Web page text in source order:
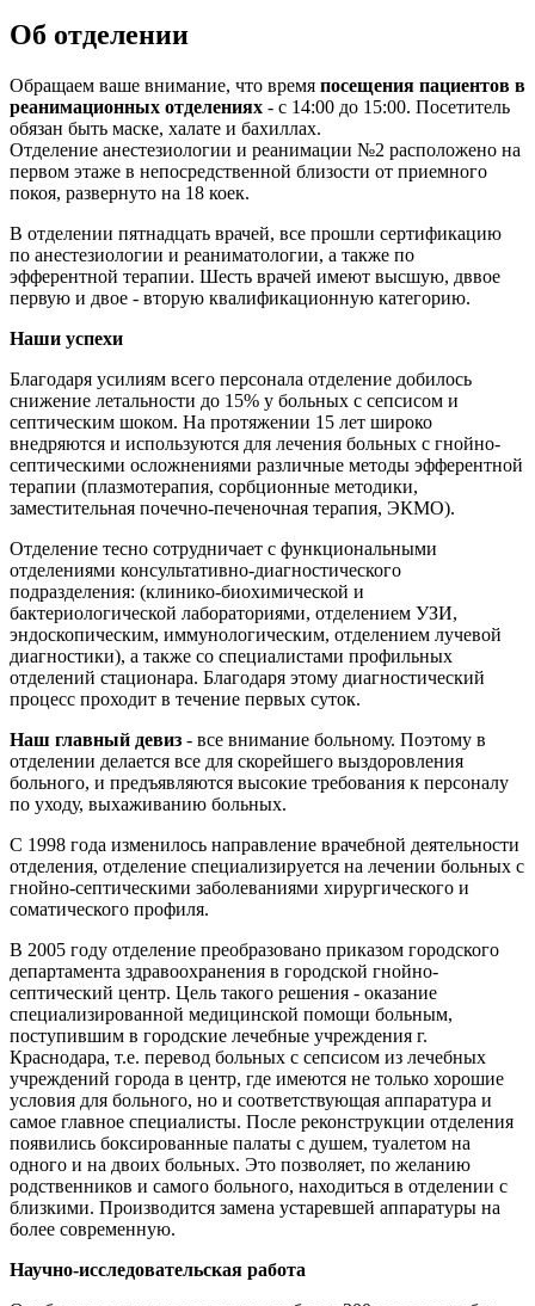
Об отделении
Обращаем ваше внимание, что время посещения пациентов в
реанимационных отделениях - с 14:00 до 15:00. Посетитель
обязан быть маске, халате и бахиллах.
Отделение анестезиологии и реанимации №2 расположено на
первом этаже в непосредственной близости от приемного
покоя, развернуто на 18 коек.
В отделении пятнадцать врачей, все прошли сертификацию
по анестезиологии и реаниматологии, а также по
эфферентной терапии. Шесть врачей имеют высшую, дввое
первую и двое - вторую квалификационную категорию.
Наши успехи
Благодаря усилиям всего персонала отделение добилось
снижение летальности до 15% у больных с сепсисом и
септическим шоком. На протяжении 15 лет широко
внедряются и используются для лечения больных с гнойно-
септическими осложнениями различные методы эфферентной
терапии (плазмотерапия, сорбционные методики,
заместительная почечно-печеночная терапия, ЭКМО).
Отделение тесно сотрудничает с функциональными
отделениями консультативно-диагностического
подразделения: (клинико-биохимической и
бактериологической лабораториями, отделением УЗИ,
эндоскопическим, иммунологическим, отделением лучевой
диагностики), а также со специалистами профильных
отделений стационара. Благодаря этому диагностический
процесс проходит в течение первых суток.
Наш главный девиз - все внимание больному. Поэтому в
отделении делается все для скорейшего выздоровления
больного, и предъявляются высокие требования к персоналу
по уходу, выхаживанию больных.
С 1998 года изменилось направление врачебной деятельности
отделения, отделение специализируется на лечении больных с
гнойно-септическими заболеваниями хирургического и
соматического профиля.
В 2005 году отделение преобразовано приказом городского
департамента здравоохранения в городской гнойно-
септический центр. Цель такого решения - оказание
специализированной медицинской помощи больным,
поступившим в городские лечебные учреждения г.
Краснодара, т.е. перевод больных с сепсисом из лечебных
учреждений города в центр, где имеются не только хорошие
условия для больного, но и соответствующая аппаратура и
самое главное специалисты. После реконструкции отделения
появились боксированные палаты с душем, туалетом на
одного и на двоих больных. Это позволяет, по желанию
родственников и самого больного, находиться в отделении с
близкими. Производится замена устаревшей аппаратуры на
более современную.
Научно-исследовательская работа